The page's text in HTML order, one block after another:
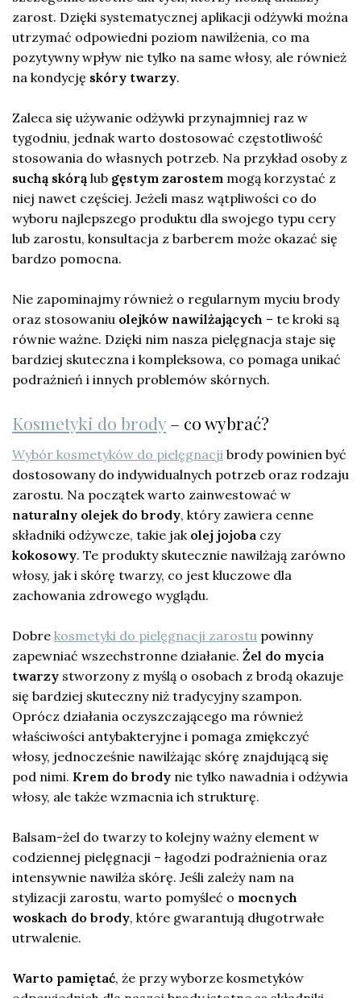
zarost. Dzięki systematycznej aplikacji odżywki można
utrzymać odpowiedni poziom nawilżenia, co ma
pozytywny wpływ nie tylko na same włosy, ale również
na kondycję skóry twarzy.
Zaleca się używanie odżywki przynajmniej raz w
tygodniu, jednak warto dostosować częstotliwość
stosowania do własnych potrzeb. Na przykład osoby z
suchą skórą lub gęstym zarostem mogą korzystać z
niej nawet częściej. Jeżeli masz wątpliwości co do
wyboru najlepszego produktu dla swojego typu cery
lub zarostu, konsultacja z barberem może okazać się
bardzo pomocna.
Nie zapominajmy również o regularnym myciu brody
oraz stosowaniu olejków nawilżających – te kroki są
równie ważne. Dzięki nim nasza pielęgnacja staje się
bardziej skuteczna i kompleksowa, co pomaga unikać
podrażnień i innych problemów skórnych.
Kosmetyki do brody – co wybrać?
Wybór kosmetyków do pielęgnacji brody powinien być
dostosowany do indywidualnych potrzeb oraz rodzaju
zarostu. Na początek warto zainwestować w
naturalny olejek do brody, który zawiera cenne
składniki odżywcze, takie jak olej jojoba czy
kokosowy. Te produkty skutecznie nawilżają zarówno
włosy, jak i skórę twarzy, co jest kluczowe dla
zachowania zdrowego wyglądu.
Dobre kosmetyki do pielęgnacji zarostu powinny
zapewniać wszechstronne działanie. Żel do mycia
twarzy stworzony z myślą o osobach z brodą okazuje
się bardziej skuteczny niż tradycyjny szampon.
Oprócz działania oczyszczającego ma również
właściwości antybakteryjne i pomaga zmiękczyć
włosy, jednocześnie nawilżając skórę znajdującą się
pod nimi. Krem do brody nie tylko nawadnia i odżywia
włosy, ale także wzmacnia ich strukturę.
Balsam-żel do twarzy to kolejny ważny element w
codziennej pielęgnacji – łagodzi podrażnienia oraz
intensywnie nawilża skórę. Jeśli zależy nam na
stylizacji zarostu, warto pomyśleć o mocnych
woskach do brody, które gwarantują długotrwałe
utrwalenie.
Warto pamiętać, że przy wyborze kosmetyków